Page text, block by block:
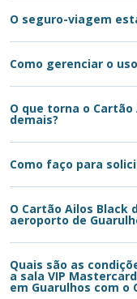
O seguro-viagem
Como gerenciar o
O que torna o
demais?
Como faço para
O Cartão Ailos Black
aeroporto de
Quais são as
a sala VIP
em Guarulhos com o